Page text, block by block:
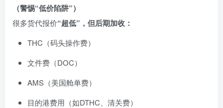
（警惕“低价陷阱”）
很多货代报价“超低”，但后期加收：
THC（码头操作费）
文件费（DOC）
AMS（美国舱单费）
目的港费用（如DTHC、清关费）